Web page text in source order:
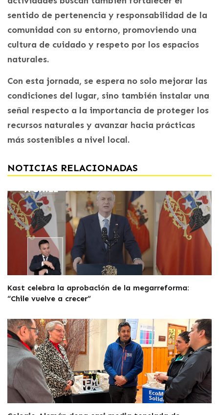
sentido de pertenencia y responsabilidad de la
comunidad con su entorno, promoviendo una
cultura de cuidado y respeto por los espacios
naturales.
Con esta jornada, se espera no solo mejorar las
condiciones del lugar, sino también instalar una
señal respecto a la importancia de proteger los
recursos naturales y avanzar hacia prácticas
más sostenibles a nivel local.
NOTICIAS RELACIONADAS
Kast celebra la aprobación de la megarreforma:
“Chile vuelve a crecer”